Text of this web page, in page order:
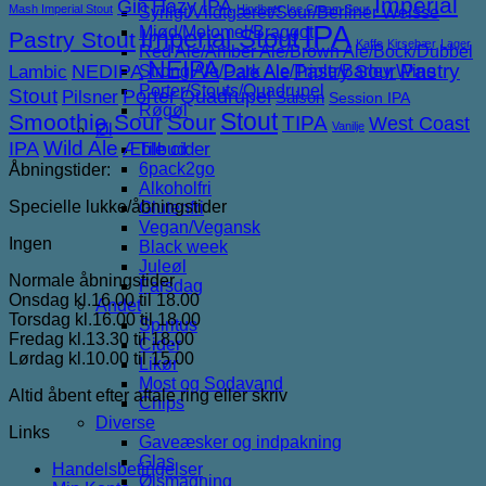
Syrligt/Vildtgæret/Sour/Berliner Weisse
Mjød/Melomel/Braggot
Red Ale/Amber Ale/Brown Ale/Bock/Dubbel
Strong Ale/Dark Ale/Triple/Barley Wine
Porter/Stouts/Quadrupel
Røgøl
Øl
Tilbud
6pack2go
Alkoholfri
Glutenfri
Vegan/Vegansk
Black week
Juleøl
Farsdag
Andet
Spiritus
Cider
Likør
Most og Sodavand
Chips
Diverse
Gaveæsker og indpakning
Glas
Ølsmagning
Mash Imperial Stout GinHazy IPA Hindbær Ice Cream Sour
Pastry StoutImperial StoutIPA Kaffe Kirsebær Lager
Lambic NEDIPANEIPA Pale Ale Pastry SourPastry
Stout Pilsner Porter Quadrupel Saison Session IPA
Smoothie SourSour StoutTIPA Vanilje West Coast
IPAWild Ale Æble cider
Åbningstider:
Specielle lukke/åbningstider
Ingen
Normale åbningstider
Onsdag kl.16.00 til 18.00
Torsdag kl.16.00 til 18.00
Fredag kl.13.30 til 18.00
Lørdag kl.10.00 til 15.00
Altid åbent efter aftale ring eller skriv
Links
Handelsbetingelser